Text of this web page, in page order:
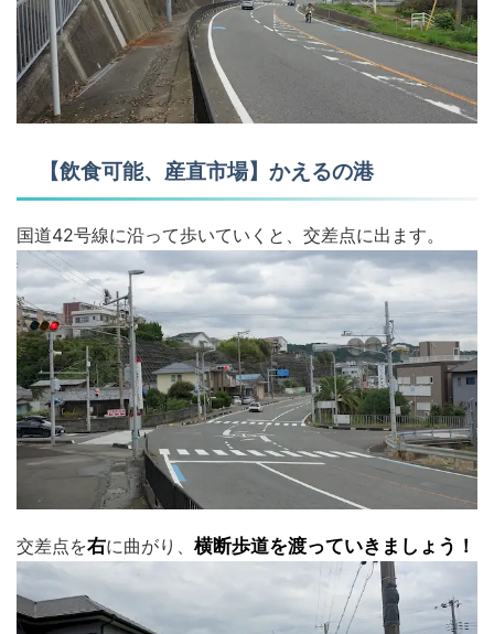
【飲食可能、産直市場】かえるの港
国道42号線に沿って歩いていくと、交差点に出ます。
交差点を右に曲がり、 横断歩道を渡っていきましょう！